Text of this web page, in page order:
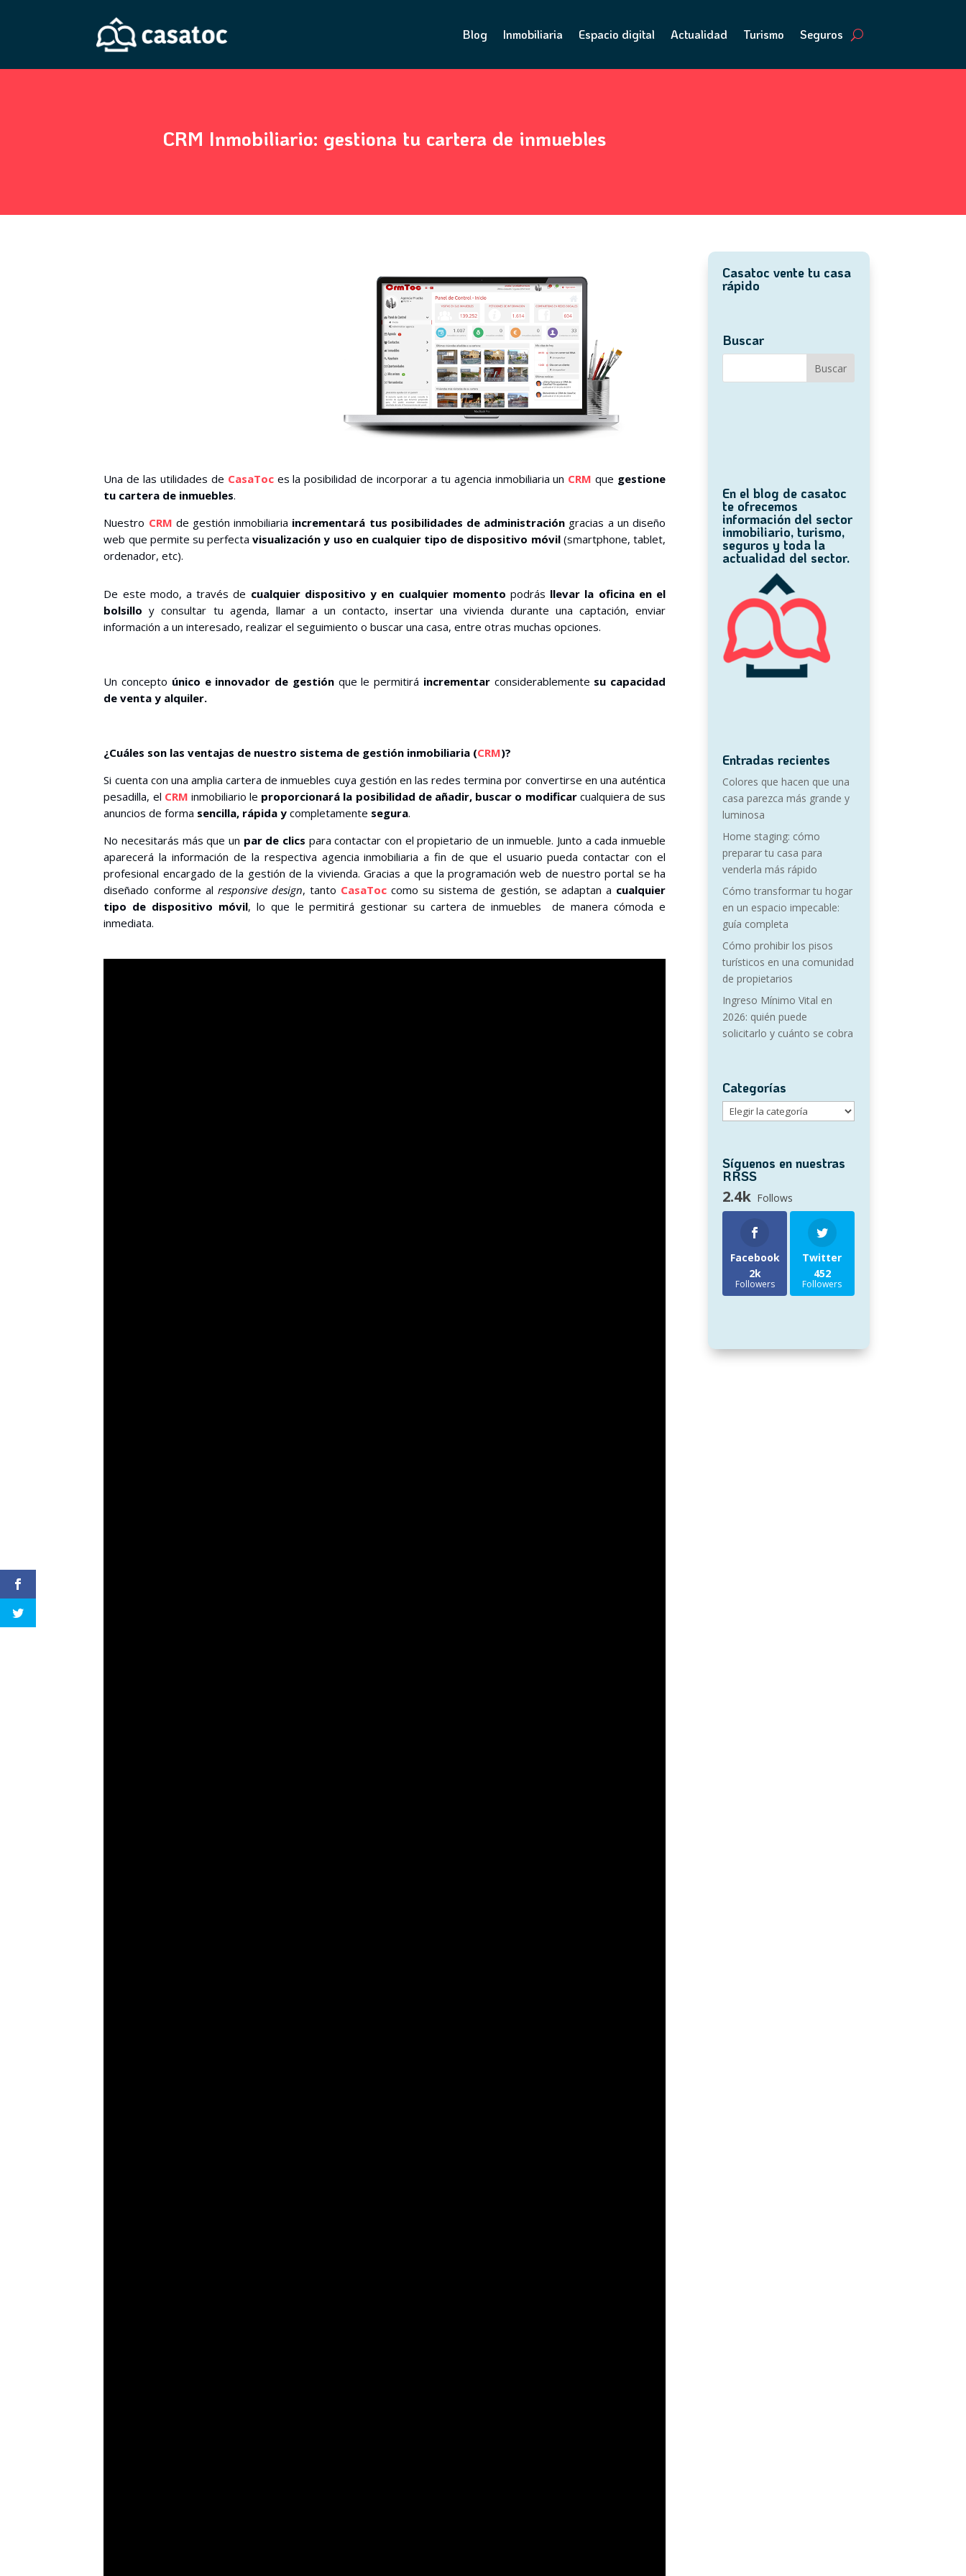
Blog Inmobiliaria Espacio digital Actualidad Turismo Seguros
CRM Inmobiliario: gestiona tu cartera de inmuebles
Una de las utilidades de CasaToc es la posibilidad de incorporar a tu agencia inmobiliaria un CRM que gestione
tu cartera de inmuebles.
Nuestro CRM de gestión inmobiliaria incrementará tus posibilidades de administración gracias a un diseño
web que permite su perfecta visualización y uso en cualquier tipo de dispositivo móvil (smartphone, tablet,
ordenador, etc).
De este modo, a través de cualquier dispositivo y en cualquier momento podrás llevar la oficina en el
bolsillo y consultar tu agenda, llamar a un contacto, insertar una vivienda durante una captación, enviar
información a un interesado, realizar el seguimiento o buscar una casa, entre otras muchas opciones.
Un concepto único e innovador de gestiónque le permitirá incrementarconsiderablemente su capacidad
de venta y alquiler.
¿Cuáles son las ventajas de nuestro sistema de gestión inmobiliaria (CRM)?
Si cuenta con una amplia cartera de inmuebles cuya gestión en las redes termina por convertirse en una auténtica
pesadilla, el CRM inmobiliario le proporcionará la posibilidad de añadir, buscar o modificarcualquiera de sus
anuncios de forma sencilla, rápida y completamente segura.
No necesitarás más que un par de clics para contactar con el propietario de un inmueble. Junto a cada inmueble
aparecerá la información de la respectiva agencia inmobiliaria a fin de que el usuario pueda contactar con el
profesional encargado de la gestión de la vivienda. Gracias a que la programación web de nuestro portal se ha
diseñado conforme al responsive design, tanto CasaToc como su sistema de gestión, se adaptan a cualquier
tipo de dispositivo móvil, lo que le permitirá gestionar su cartera de inmuebles de manera cómoda e
inmediata.
Casatoc vente tu casa
rápido
Buscar
En el blog de casatoc
te ofrecemos
información del sector
inmobiliario, turismo,
seguros y toda la
actualidad del sector.
Entradas recientes
Colores que hacen que una
casa parezca más grande y
luminosa
Home staging: cómo
preparar tu casa para
venderla más rápido
Cómo transformar tu hogar
en un espacio impecable:
guía completa
Cómo prohibir los pisos
turísticos en una comunidad
de propietarios
Ingreso Mínimo Vital en
2026: quién puede
solicitarlo y cuánto se cobra
Categorías
Categorías
Síguenos en nuestras
RRSS
2.4k Follows
Facebook
2k
Followers
Twitter
452
Followers